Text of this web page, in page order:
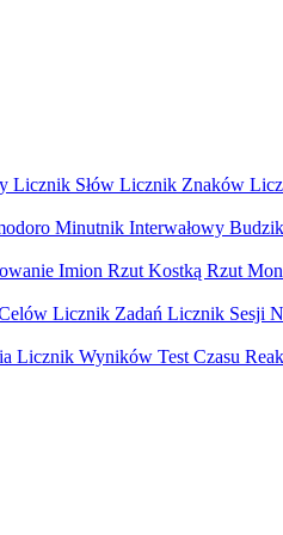
Licznik Słów Licznik Znaków
Minutnik Interwałowy
Imion Rzut Kostką Rzut
Licznik Zadań Licznik Sesji
Licznik Wyników Test Czasu